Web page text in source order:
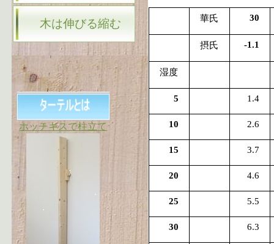
華氏 30
摂氏 -1.1
湿度
5 1.4
10 2.6
15 3.7
20 4.6
25 5.5
30 6.3
木は伸びる縮む
ホッチキスで柱立て